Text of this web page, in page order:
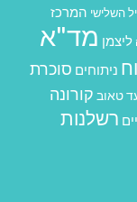
השלישי המרכז
ליצמן מד"א
ניתוחים סוכרת
טאוב קורונה
רשלנות